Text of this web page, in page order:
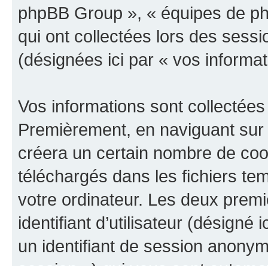
phpBB Group », « équipes de
qui ont collectées lors des
(désignées ici par « vos
Vos informations sont
Premièrement, en naviguant
créera un certain nombre de
téléchargés dans les fichiers
votre ordinateur. Les deux
identifiant d’utilisateur (désigné
un identifiant de session